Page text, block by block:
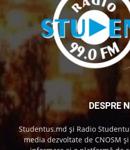
DESPRE
Studentus.md și Radio
media dezvoltate de CNOSM